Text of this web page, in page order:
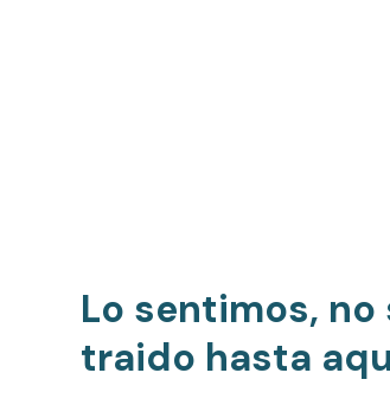
Lo sentimos,
traido hasta